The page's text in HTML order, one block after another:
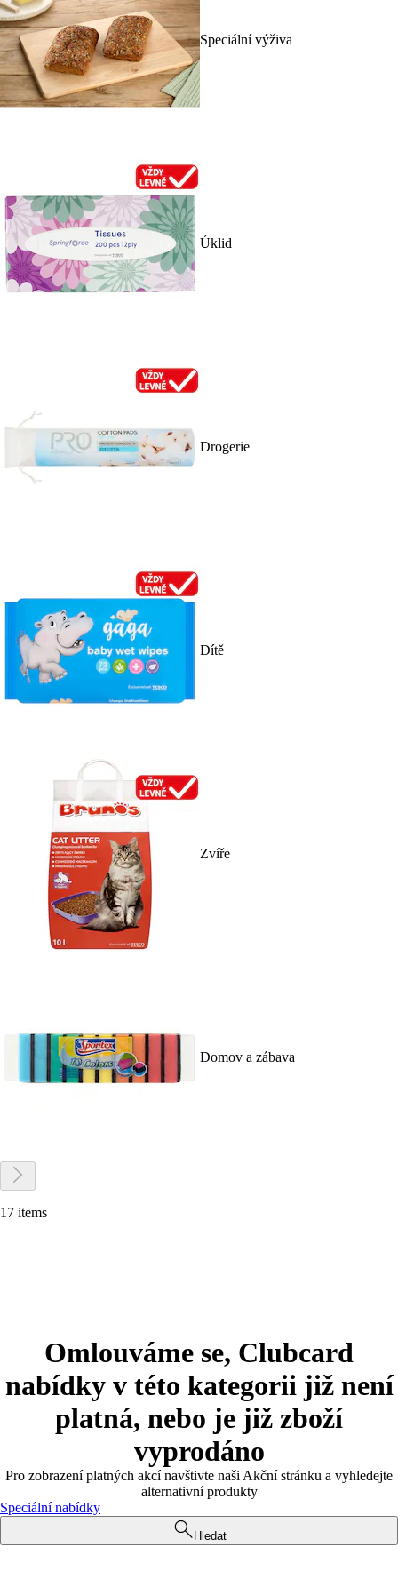
Speciální výživa
Úklid
Drogerie
Dítě
Zvíře
Domov a zábava
17 items
Omlouváme se, Clubcard
nabídky v této kategorii již není
platná, nebo je již zboží
vyprodáno
Pro zobrazení platných akcí navštivte naši Akční stránku a vyhledejte
alternativní produkty
Speciální nabídky
Hledat